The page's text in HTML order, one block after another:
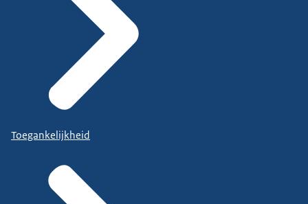
Toegankelijkheid